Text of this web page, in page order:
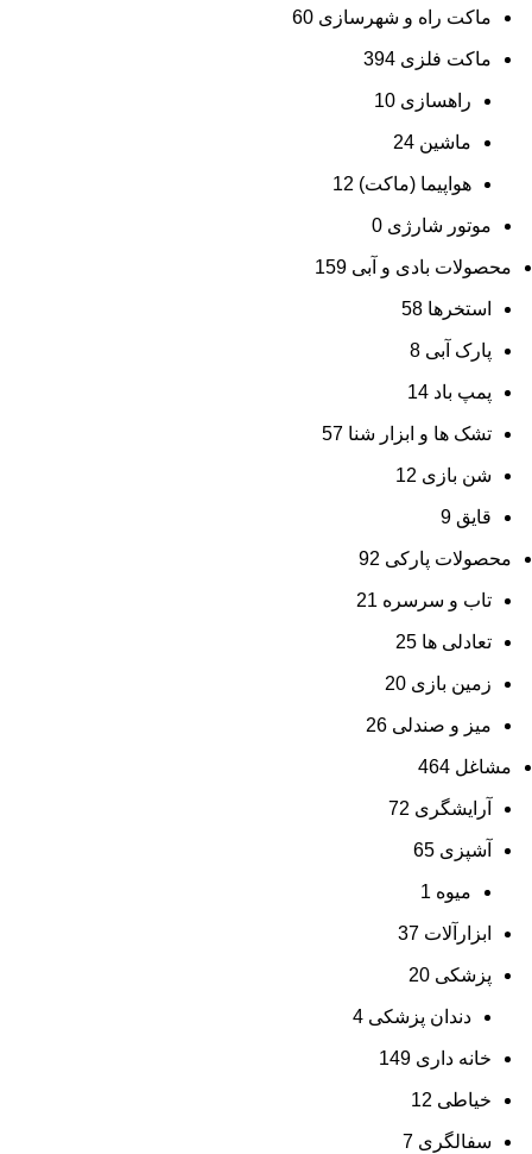
ماکت راه و شهرسازی 60
ماکت فلزی 394
راهسازی 10
ماشین 24
هواپیما (ماکت) 12
موتور شارژی 0
محصولات بادی و آبی 159
استخرها 58
پارک آبی 8
پمپ باد 14
تشک ها و ابزار شنا 57
شن بازی 12
قایق 9
محصولات پارکی 92
تاب و سرسره 21
تعادلی ها 25
زمین بازی 20
میز و صندلی 26
مشاغل 464
آرایشگری 72
آشپزی 65
میوه 1
ابزارآلات 37
پزشکی 20
دندان پزشکی 4
خانه داری 149
خیاطی 12
سفالگری 7